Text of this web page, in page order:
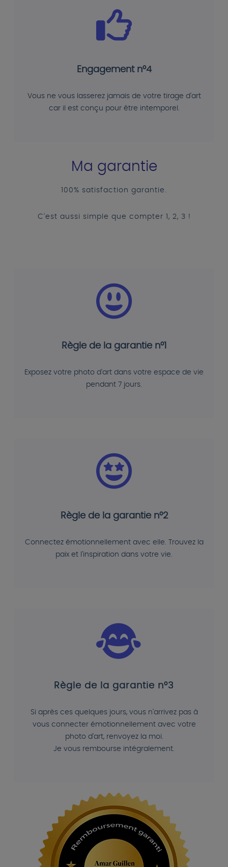
Engagement n°4
Vous ne vous lasserez jamais de votre tirage d'art
car il est conçu pour être intemporel.
Ma garantie
100% satisfaction garantie.
C'est aussi simple que compter 1, 2, 3 !
Règle de la garantie n°1
Exposez votre photo d'art dans votre espace de vie
pendant 7 jours.
Règle de la garantie n°2
Connectez émotionnellement avec elle. Trouvez la
paix et l'inspiration dans votre vie.
Règle de la garantie n°3
Si après ces quelques jours, vous n'arrivez pas à
vous connecter émotionnellement avec votre
photo d'art, renvoyez la moi.
Je vous rembourse intégralement.